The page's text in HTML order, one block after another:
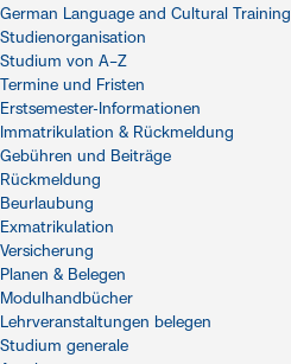
German Language and Cultural Training
Studienorganisation
Studium von A–Z
Termine und Fristen
Erstsemester-Informationen
Immatrikulation & Rückmeldung
Gebühren und Beiträge
Rückmeldung
Beurlaubung
Exmatrikulation
Versicherung
Planen & Belegen
Modulhandbücher
Lehrveranstaltungen belegen
Studium generale